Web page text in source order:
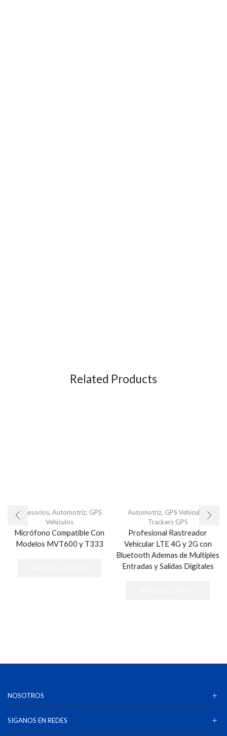
Related Products
Accesorios, Automotriz, GPS
Vehiculos
Micrófono Compatible Con
Modelos MVT600 y T333
Automotriz, GPS Vehiculos ,
Trackers GPS
Profesional Rastreador
Vehicular LTE 4G y 2G con
Bluetooth Ademas de Multiples
Entradas y Salidas Digitales
NOSOTROS
SIGANOS EN REDES